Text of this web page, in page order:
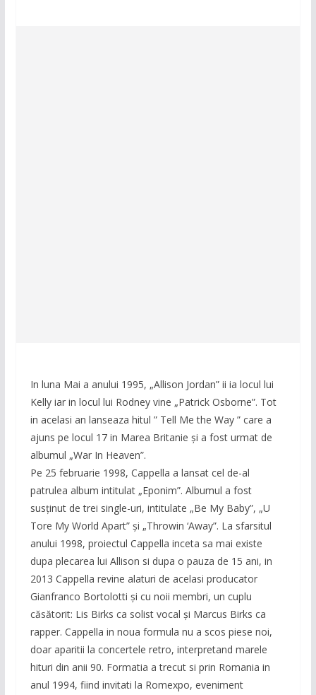
In luna Mai a anului 1995, „Allison Jordan” ii ia locul lui
Kelly iar in locul lui Rodney vine „Patrick Osborne”. Tot
in acelasi an lanseaza hitul ” Tell Me the Way ” care a
ajuns pe locul 17 in Marea Britanie și a fost urmat de
albumul „War In Heaven”.
Pe 25 februarie 1998, Cappella a lansat cel de-al
patrulea album intitulat „Eponim”. Albumul a fost
susținut de trei single-uri, intitulate „Be My Baby”, „U
Tore My World Apart” și „Throwin ‘Away”. La sfarsitul
anului 1998, proiectul Cappella inceta sa mai existe
dupa plecarea lui Allison si dupa o pauza de 15 ani, in
2013 Cappella revine alaturi de acelasi producator
Gianfranco Bortolotti și cu noii membri, un cuplu
căsătorit: Lis Birks ca solist vocal și Marcus Birks ca
rapper. Cappella in noua formula nu a scos piese noi,
doar aparitii la concertele retro, interpretand marele
hituri din anii 90. Formatia a trecut si prin Romania in
anul 1994, fiind invitati la Romexpo, eveniment